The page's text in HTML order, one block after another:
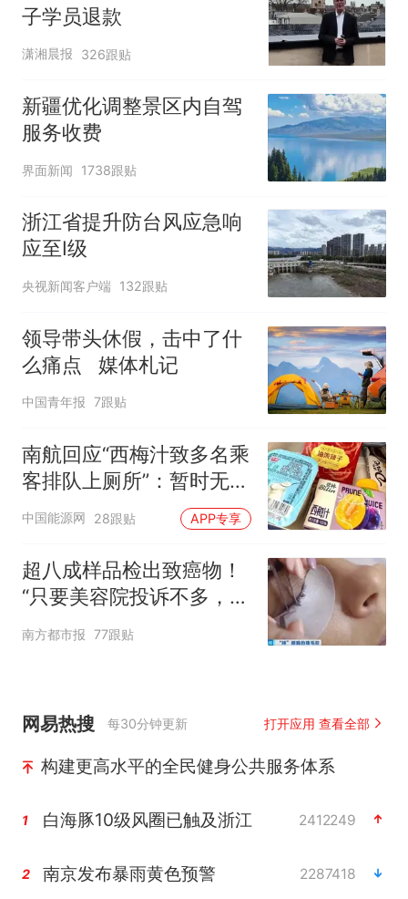
子学员退款
潇湘晨报 326跟贴
新疆优化调整景区内自驾
服务收费
界面新闻 1738跟贴
浙江省提升防台风应急响
应至Ⅰ级
央视新闻客户端 132跟贴
领导带头休假，击中了什
么痛点 媒体札记
中国青年报 7跟贴
南航回应“西梅汁致多名乘
客排队上厕所”：暂时无法
核查是否发放西梅汁
中国能源网 28跟贴 APP专享
超八成样品检出致癌物！
“只要美容院投诉不多，店
家就不会更换产品”
南方都市报 77跟贴
网易热搜 每30分钟更新 打开应用 查看全部
构建更高水平的全民健身公共服务体系
1 白海豚10级风圈已触及浙江 2412249
2 南京发布暴雨黄色预警 2287418